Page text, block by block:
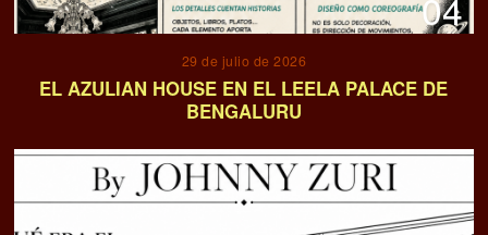
29 de julio de 2026
EL AZULIAN HOUSE EN EL LEELA PALACE DE
BENGALURU